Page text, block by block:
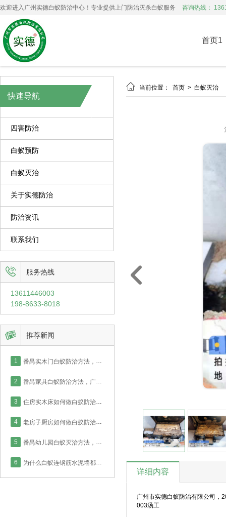
欢迎进入广州实德白蚁防治中心！专业提供上门防治灭杀白蚁服务 咨询热线：
首页1
快速导航
四害防治
白蚁预防
白蚁灭治
关于实德防治
防治资讯
联系我们
 服务热线
13611446003
198-8633-8018
 推荐新闻
1 番禺实木门白蚁防治方法，广州防治中心2小时完成商品房施工！
2 番禺家具白蚁防治方法，广州防治中心2小时完成房屋施工！
3 住房实木床如何做白蚁防治，番禺业主采用喷药灭治处理！
4 老房子厨房如何做白蚁防治，番禺业主采用喷药灭治处理！
5 番禺幼儿园白蚁灭治方法，针对木地板白蚁实德防治中心这么做！
6 为什么白蚁连钢筋水泥墙都能钻？
 当前位置： 首页 > 白蚁灭治

详细内容
广州市实德白蚁防治有限公司，
003汤工